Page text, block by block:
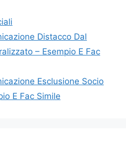
Distacco Dal
– Esempio E Fac
Esclusione Socio
E Fac Simile